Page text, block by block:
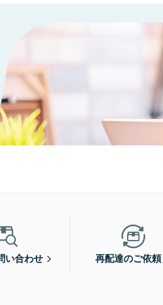
い合わせ 再配達のご依頼